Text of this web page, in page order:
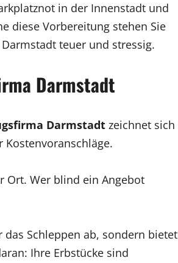
in der Innenstadt und
diese Vorbereitung stehen Sie
teuer und stressig.
Darmstadt
Darmstadt zeichnet sich
Kostenvoranschläge.
Ort. Wer blind ein Angebot
Schleppen ab, sondern bietet
Ihre Erbstücke sind